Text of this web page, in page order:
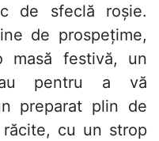
de sfeclă roșie.
de prospețime,
masă festivă, un
pentru a vă
preparat plin de
cu un strop